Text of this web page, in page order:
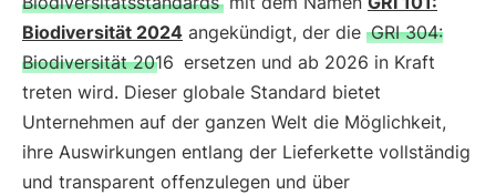
Biodiversität 2024 angekündigt, der die GRI 304:
Biodiversität 2016 ersetzen und ab 2026 in Kraft
treten wird. Dieser globale Standard bietet
Unternehmen auf der ganzen Welt die Möglichkeit,
ihre Auswirkungen entlang der Lieferkette vollständig
und transparent offenzulegen und über